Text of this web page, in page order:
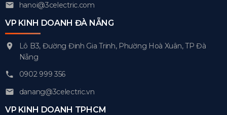
hanoi@3celectric.com
VP KINH DOANH ĐÀ NẴNG
Lô B3, Đường Đinh Gia Trinh, Phường Hoà Xuân, TP Đà
Nẵng
0902 999 356
danang@3celectric.vn
VP KINH DOANH TPHCM